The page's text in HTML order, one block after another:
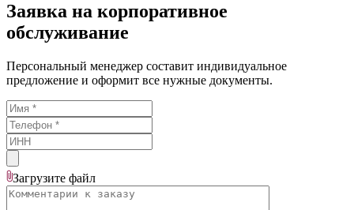
Заявка на корпоративное
обслуживание
Персональный менеджер составит индивидуальное
предложение и оформит все нужные документы.
Загрузите файл